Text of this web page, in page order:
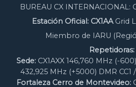
BUREAU CX INTERNACIONAL:
Estación Oficial: CX1AAGrid
Miembro de IARU
Repetidoras:
Sede:CX1AXX 146,760 MHz (-
432,925 MHz (+5000) DMR CC1
Fortaleza Cerro de Montevideo: